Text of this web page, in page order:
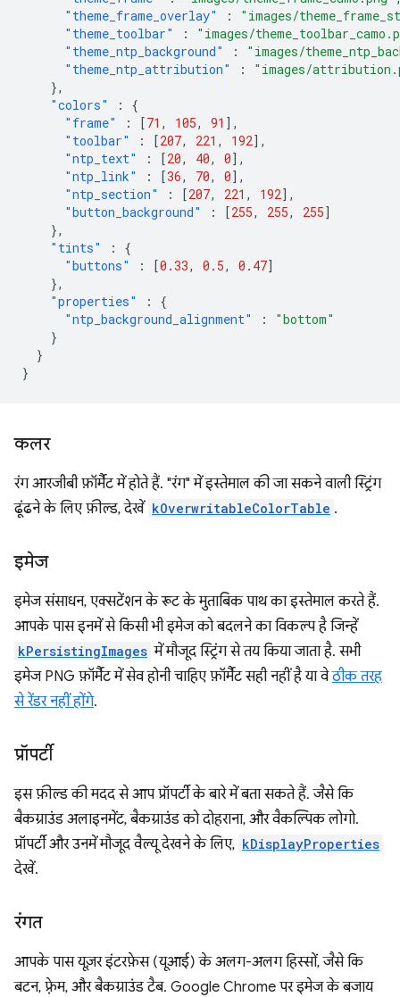
"theme_frame_overlay"
:
"images/
"theme_toolbar"
:
"images/
"theme_ntp_background"
:
"images/
"theme_ntp_attribution"
:
"images/
},
"colors"
:
{
"frame"
: [71 , 105, 91 ],
"toolbar"
: [207, 221 , 192],
"ntp_text"
: [20, 40, 0],
"ntp_link"
: [36, 70, 0],
"ntp_section"
: [207, 221 , 192],
"button_background"
: [255, 255, 255]
},
"tints"
:
{
"buttons"
: [0.33, 0.5, 0.47]
},
"properties"
:
{
"ntp_background_alignment"
:
"bottom"
}
}
}
कलर
रंग आरजीबी फ़ॉर्मैट में होते हैं. "रंग" में इस्तेमाल की जा सकने वाली स्ट्रिंग
ढूंढने के लिए फ़ील्ड, देखें kOverwritableColorTable .
इमेज
इमेज संसाधन, एक्सटेंशन के रूट के मुताबिक पाथ का इस्तेमाल करते हैं.
आपके पास इनमें से किसी भी इमेज को बदलने का विकल्प है जिन्हें
kPersistingImages में मौजूद स्ट्रिंग से तय किया जाता है. सभी
इमेज PNG फ़ॉर्मैट में सेव होनी चाहिए फ़ॉर्मैट सही नहीं है या वेठीक तरह
से रेंडर नहीं होंगे.
प्रॉपर्टी
इस फ़ील्ड की मदद से आप प्रॉपर्टी के बारे में बता सकते हैं. जैसे कि
बैकग्राउंड अलाइनमेंट, बैकग्राउंड को दोहराना, और वैकल्पिक लोगो.
प्रॉपर्टी और उनमें मौजूद वैल्यू देखने के लिए, kDisplayProperties
देखें.
रंगत
आपके पास यूज़र इंटरफ़ेस (यूआई) के अलग-अलग हिस्सों, जैसे कि
बटन, फ़्रेम, और बैकग्राउंड टैब. Google Chrome पर इमेज के बजाय